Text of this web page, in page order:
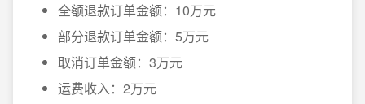
全额退款订单金额：10万元
部分退款订单金额：5万元
取消订单金额：3万元
运费收入：2万元